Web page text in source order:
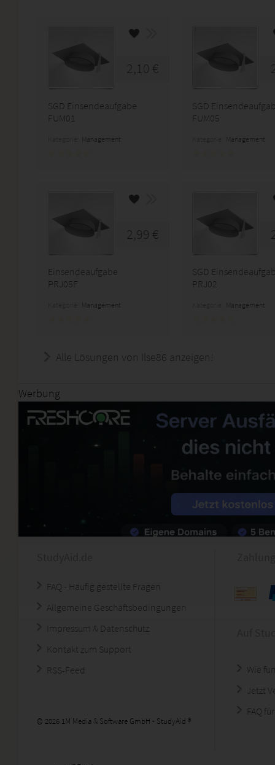
2,10 €
SGD Einsendeaufgabe
FUM01
Management
SGD
FUM05
Management
2,99 €
Einsendeaufgabe
PRJ05F
Management
SGD
PRJ02
Management
Alle Lösungen von Ilse86 anzeigen!
Werbung
FAQ - Häufig gestellte Fragen
Allgemeine Geschäftsbedingungen
Impressum & Datenschutz
Kontakt zum Support
RSS-Feed
© 2026 1M Media & Software GmbH - StudyAid ®
Wie
Jetzt
FAQ